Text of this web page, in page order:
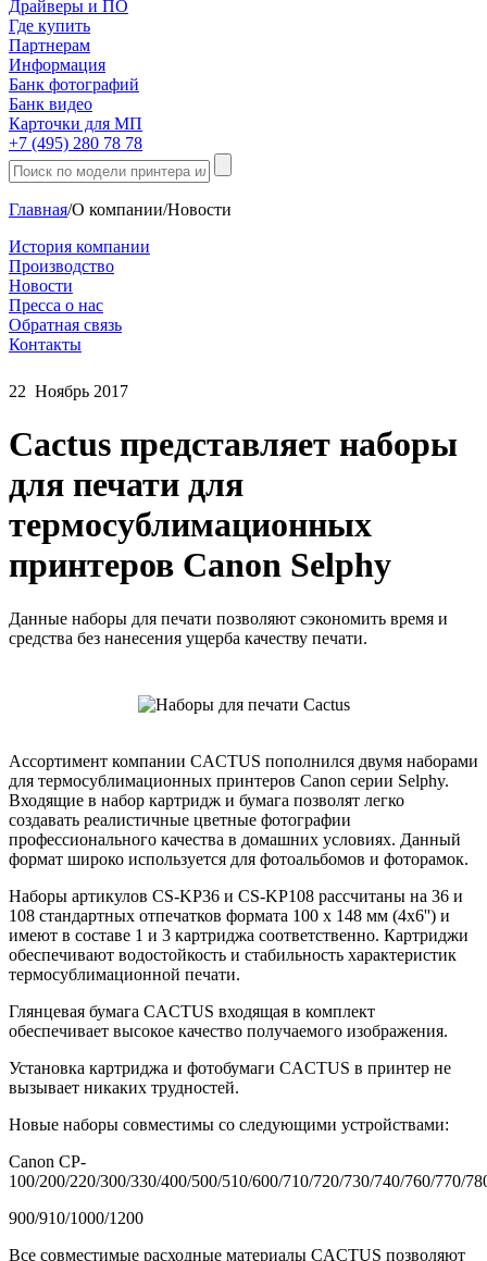
Драйверы и ПО
Где купить
Партнерам
Информация
Банк фотографий
Банк видео
Карточки для МП
+7 (495) 280 78 78
Главная/О компании/Новости
История компании
Производство
Новости
Пресса о нас
Обратная связь
Контакты
22 Ноябрь 2017
Cactus представляет наборы
для печати для
термосублимационных
принтеров Canon Selphy
Данные наборы для печати позволяют сэкономить время и
средства без нанесения ущерба качеству печати.
Ассортимент компании CACTUS пополнился двумя наборами
для термосублимационных принтеров Canon серии Selphy.
Входящие в набор картридж и бумага позволят легко
создавать реалистичные цветные фотографии
профессионального качества в домашних условиях. Данный
формат широко используется для фотоальбомов и фоторамок.
Наборы артикулов CS-KP36 и CS-KP108 рассчитаны на 36 и
108 стандартных отпечатков формата 100 x 148 мм (4х6'') и
имеют в составе 1 и 3 картриджа соответственно. Картриджи
обеспечивают водостойкость и стабильность характеристик
термосублимационной печати.
Глянцевая бумага CACTUS входящая в комплект
обеспечивает высокое качество получаемого изображения.
Установка картриджа и фотобумаги CACTUS в принтер не
вызывает никаких трудностей.
Новые наборы совместимы со следующими устройствами:
Canon CP-
100/200/220/300/330/400/500/510/600/710/720/730/740/760/770/
900/910/1000/1200
Все совместимые расходные материалы CACTUS позволяют